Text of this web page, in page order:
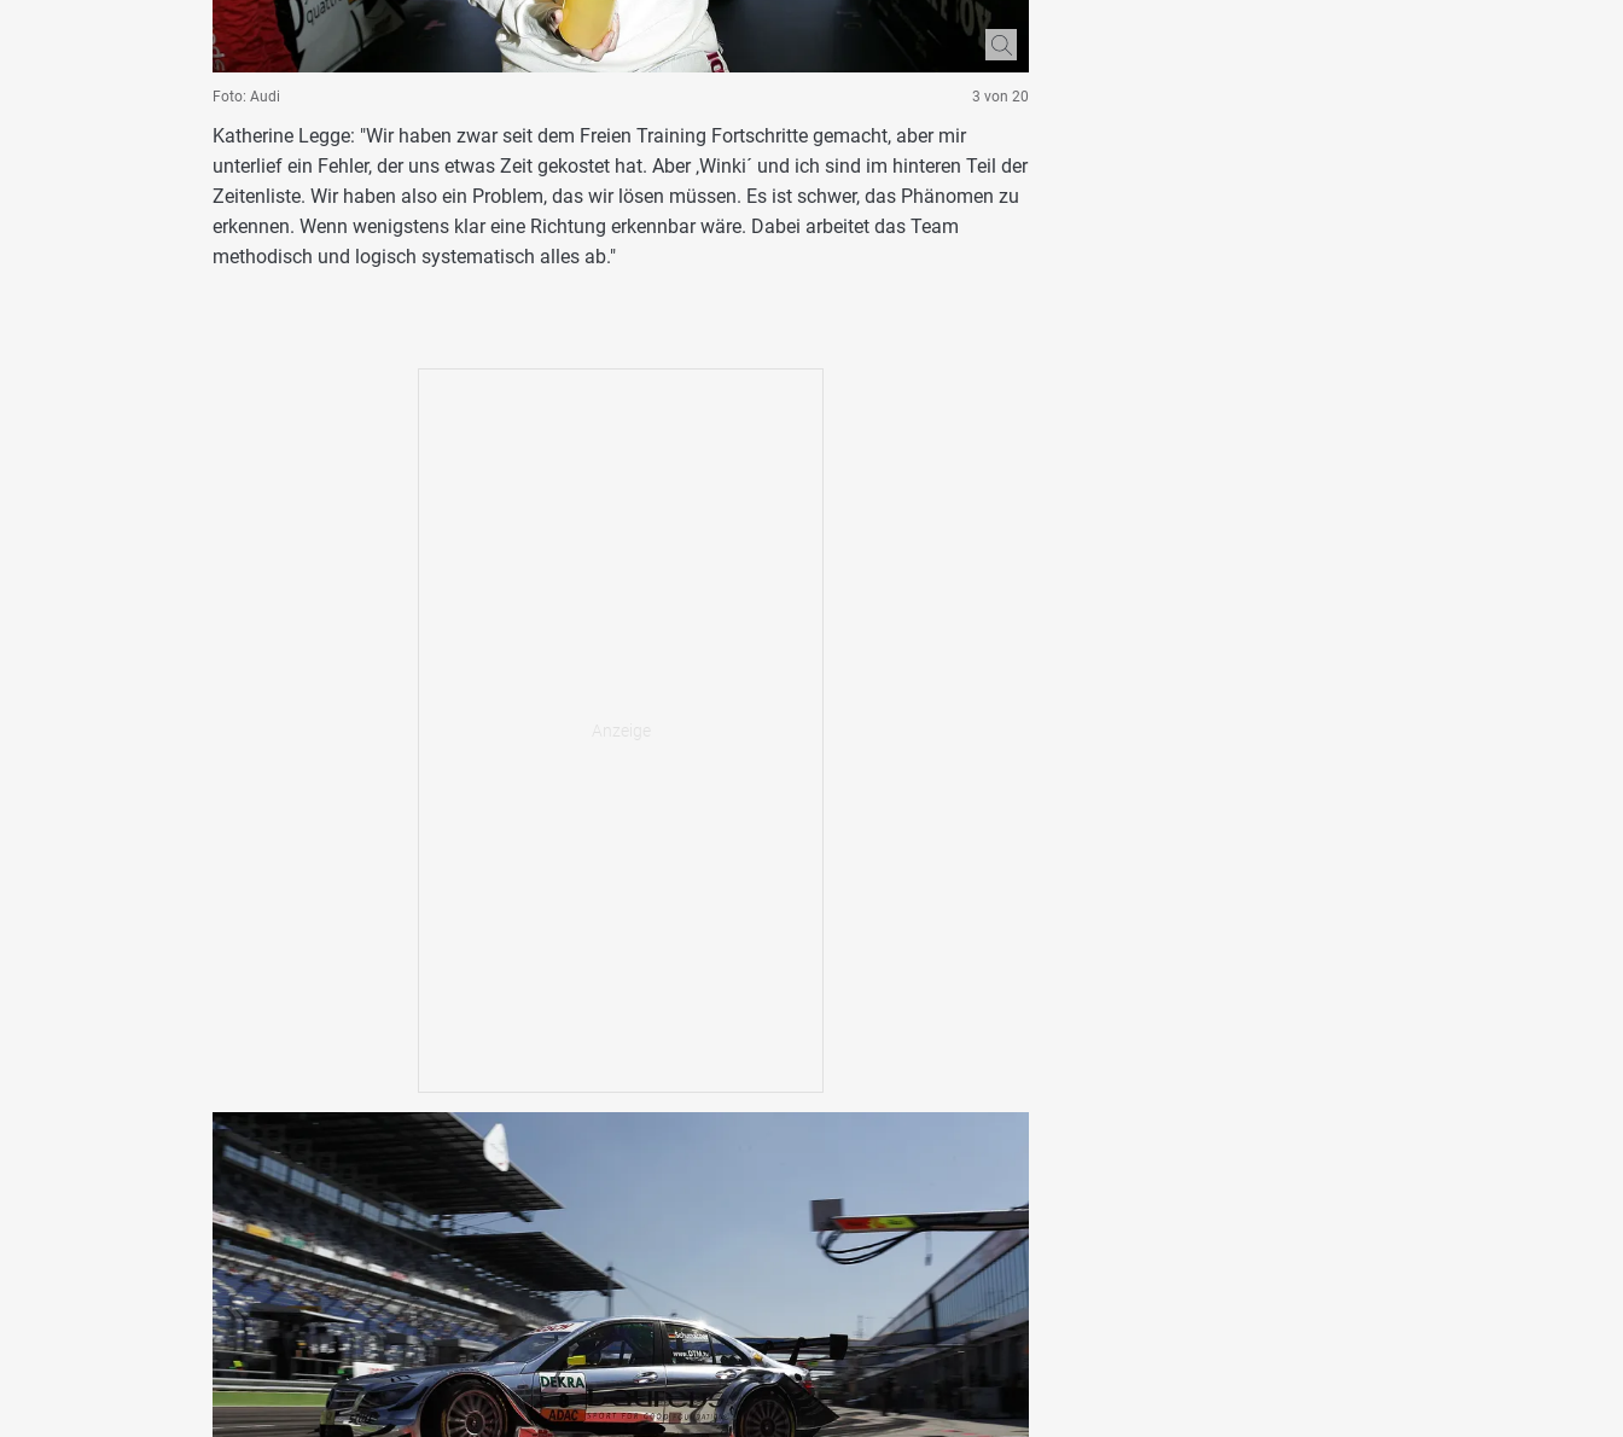
Foto: Audi 3 von 20
Katherine Legge: "Wir haben zwar seit dem Freien Training Fortschritte gemacht, aber mir
unterlief ein Fehler, der uns etwas Zeit gekostet hat. Aber ‚Winki´ und ich sind im hinteren Teil der
Zeitenliste. Wir haben also ein Problem, das wir lösen müssen. Es ist schwer, das Phänomen zu
erkennen. Wenn wenigstens klar eine Richtung erkennbar wäre. Dabei arbeitet das Team
methodisch und logisch systematisch alles ab."